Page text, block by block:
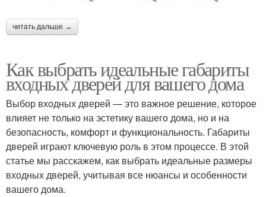
читать дальше →
Как выбрать идеальные габариты
входных дверей для вашего дома
Выбор входных дверей — это важное решение, которое
влияет не только на эстетику вашего дома, но и на
безопасность, комфорт и функциональность. Габариты
дверей играют ключевую роль в этом процессе. В этой
статье мы расскажем, как выбрать идеальные размеры
входных дверей, учитывая все нюансы и особенности
вашего дома.